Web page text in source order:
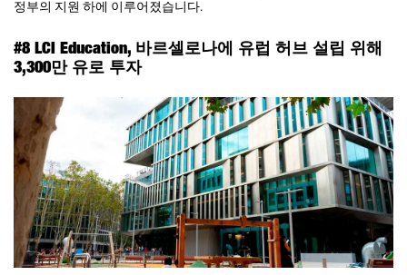
정부의 지원 하에 이루어졌습니다.
#8 LCI Education, 바르셀로나에 유럽 허브 설립 위해
3,300만 유로 투자